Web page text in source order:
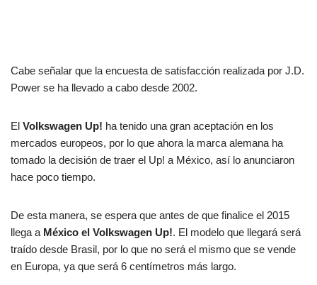
Cabe señalar que la encuesta de satisfacción realizada por J.D.
Power se ha llevado a cabo desde 2002.
El Volkswagen Up! ha tenido una gran aceptación en los
mercados europeos, por lo que ahora la marca alemana ha
tomado la decisión de traer el Up! a México, así lo anunciaron
hace poco tiempo.
De esta manera, se espera que antes de que finalice el 2015
llega a México el Volkswagen Up!. El modelo que llegará será
traído desde Brasil, por lo que no será el mismo que se vende
en Europa, ya que será 6 centímetros más largo.